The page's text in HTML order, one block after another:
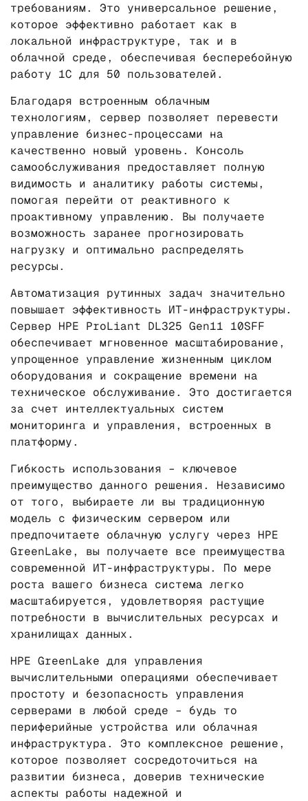
требованиям. Это универсальное решение,
которое эффективно работает как в
локальной инфраструктуре, так и в
облачной среде, обеспечивая бесперебойную
работу 1С для 50 пользователей.
Благодаря встроенным облачным
технологиям, сервер позволяет перевести
управление бизнес-процессами на
качественно новый уровень. Консоль
самообслуживания предоставляет полную
видимость и аналитику работы системы,
помогая перейти от реактивного к
проактивному управлению. Вы получаете
возможность заранее прогнозировать
нагрузку и оптимально распределять
ресурсы.
Автоматизация рутинных задач значительно
повышает эффективность ИТ-инфраструктуры.
Сервер HPE ProLiant DL325 Gen11 10SFF
обеспечивает мгновенное масштабирование,
упрощенное управление жизненным циклом
оборудования и сокращение времени на
техническое обслуживание. Это достигается
за счет интеллектуальных систем
мониторинга и управления, встроенных в
платформу.
Гибкость использования – ключевое
преимущество данного решения. Независимо
от того, выбираете ли вы традиционную
модель с физическим сервером или
предпочитаете облачную услугу через HPE
GreenLake, вы получаете все преимущества
современной ИТ-инфраструктуры. По мере
роста вашего бизнеса система легко
масштабируется, удовлетворяя растущие
потребности в вычислительных ресурсах и
хранилищах данных.
HPE GreenLake для управления
вычислительными операциями обеспечивает
простоту и безопасность управления
серверами в любой среде – будь то
периферийные устройства или облачная
инфраструктура. Это комплексное решение,
которое позволяет сосредоточиться на
развитии бизнеса, доверив технические
аспекты работы надежной и